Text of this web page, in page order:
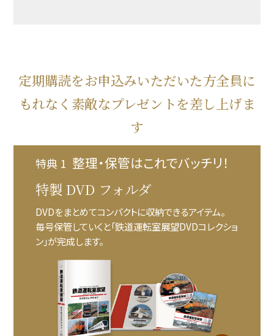
定期購読をお申込みいただいた方全員に
もれなく素敵なプレゼントを差し上げま
す
特典 1 整理・保管はこれでバッチリ！
特製 DVD フォルダ
DVDをまとめてコンパクトに収納できるアイテム。
毎号保管していくと「鉄道運転室展望DVDコレクショ
ン」が完成します。